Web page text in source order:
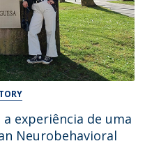
experiência de uma
Neurobehavioral